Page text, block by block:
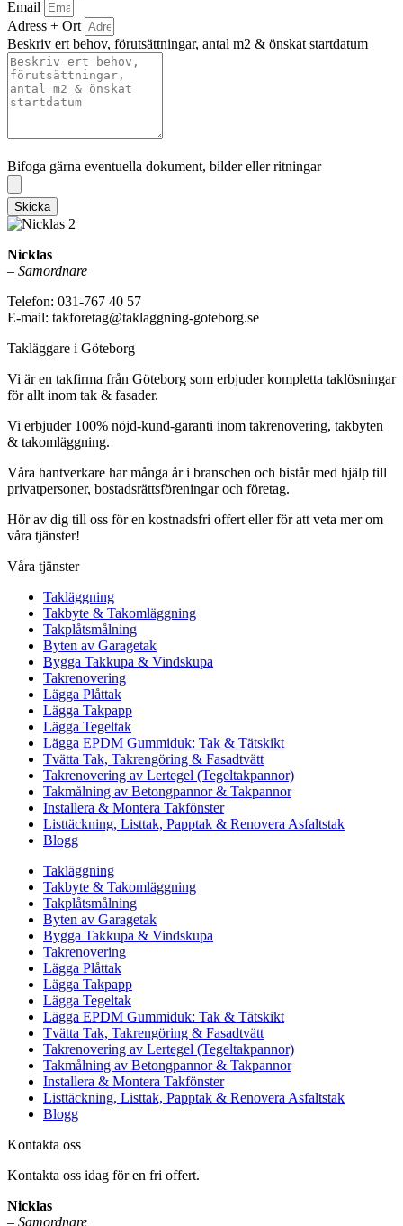
Email
Adress + Ort
Beskriv ert behov, förutsättningar, antal m2 & önskat startdatum
Bifoga gärna eventuella dokument, bilder eller ritningar
Skicka
Nicklas
– Samordnare
Telefon: 031-767 40 57
E-mail: takforetag@taklaggning-goteborg.se
Takläggare i Göteborg
Vi är en takfirma från Göteborg som erbjuder kompletta taklösningar
för allt inom tak & fasader.
Vi erbjuder 100% nöjd-kund-garanti inom takrenovering, takbyten
& takomläggning.
Våra hantverkare har många år i branschen och bistår med hjälp till
privatpersoner, bostadsrättsföreningar och företag.
Hör av dig till oss för en kostnadsfri offert eller för att veta mer om
våra tjänster!
Våra tjänster
Takläggning
Takbyte & Takomläggning
Takplåtsmålning
Byten av Garagetak
Bygga Takkupa & Vindskupa
Takrenovering
Lägga Plåttak
Lägga Takpapp
Lägga Tegeltak
Lägga EPDM Gummiduk: Tak & Tätskikt
Tvätta Tak, Takrengöring & Fasadtvätt
Takrenovering av Lertegel (Tegeltakpannor)
Takmålning av Betongpannor & Takpannor
Installera & Montera Takfönster
Listtäckning, Listtak, Papptak & Renovera Asfaltstak
Blogg
Takläggning
Takbyte & Takomläggning
Takplåtsmålning
Byten av Garagetak
Bygga Takkupa & Vindskupa
Takrenovering
Lägga Plåttak
Lägga Takpapp
Lägga Tegeltak
Lägga EPDM Gummiduk: Tak & Tätskikt
Tvätta Tak, Takrengöring & Fasadtvätt
Takrenovering av Lertegel (Tegeltakpannor)
Takmålning av Betongpannor & Takpannor
Installera & Montera Takfönster
Listtäckning, Listtak, Papptak & Renovera Asfaltstak
Blogg
Kontakta oss
Kontakta oss idag för en fri offert.
Nicklas
– Samordnare